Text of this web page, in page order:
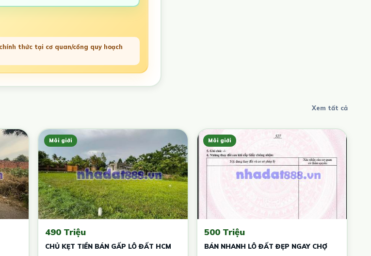
thức tại cơ quan/cổng quy hoạch
Xem tất cả
Môi giới
490 Triệu
CHỦ KẸT TIỀN BÁN GẤP LÔ ĐẤT HCM
Môi giới
500 Triệu
BÁN NHANH LÔ ĐẤT ĐẸP NGAY CHỢ